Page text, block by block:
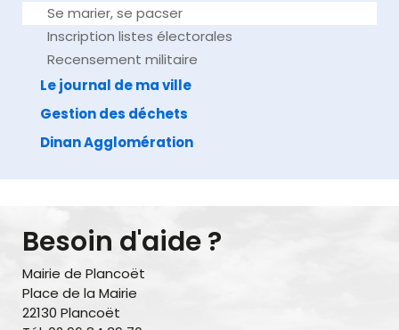
Se marier, se pacser
Inscription listes électorales
Recensement militaire
Le journal de ma ville
Gestion des déchets
Dinan Agglomération
Besoin d'aide ?
Mairie de Plancoët
Place de la Mairie
22130 Plancoët